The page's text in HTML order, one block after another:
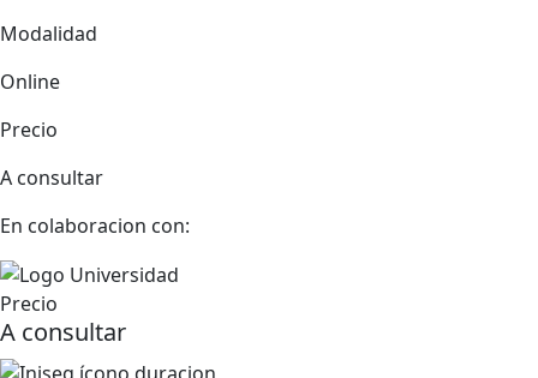
Modalidad
Online
Precio
A consultar
En colaboracion con:
Precio
A consultar